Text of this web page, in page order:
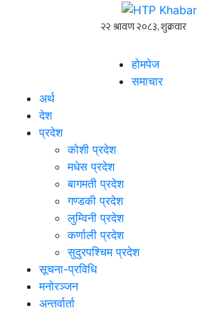
होमपेज
समाचार
अर्थ
देश
प्रदेश
कोशी प्रदेश
मधेस प्रदेश
बागमती प्रदेश
गण्डकी प्रदेश
लुम्विनी प्रदेश
कर्णाली प्रदेश
सुदुरपश्चिम प्रदेश
सूचना-प्रविधि
मनोरञ्जन
अन्तर्वार्ता